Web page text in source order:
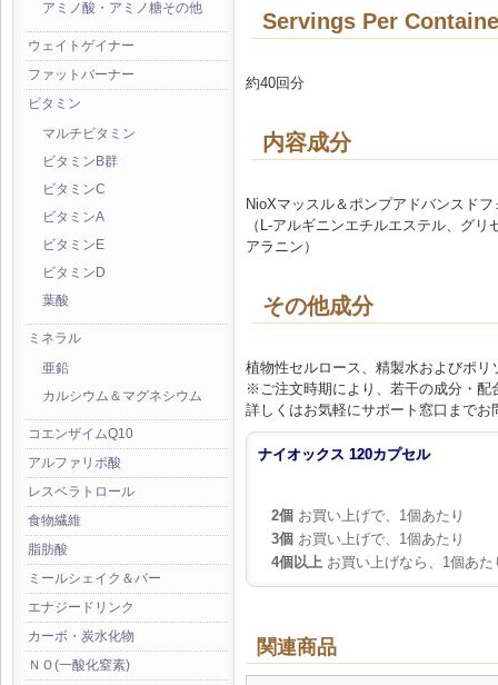
アミノ酸・アミノ糖その他
ウェイトゲイナー
ファットバーナー
ビタミン
マルチビタミン
ビタミンB群
ビタミンC
ビタミンA
ビタミンE
ビタミンD
葉酸
ミネラル
亜鉛
カルシウム＆マグネシウム
コエンザイムQ10
アルファリポ酸
レスベラトロール
食物繊維
脂肪酸
ミールシェイク＆バー
エナジードリンク
カーボ・炭水化物
ＮＯ(一酸化窒素)
Servings Per
約40回分
内容成分
NioXマッスル＆ポンプアドバンスド
（L-アルギニンエチルエステル、グ
アラニン）
その他成分
植物性セルロース、精製水およびポリ
※ご注文時期により、若干の成分・配
詳しくはお気軽にサポート窓口までお
ナイオックス 120カプセル
2個 お買い上げで、1個あたり
3個 お買い上げで、1個あたり
4個以上 お買い上げなら、1個あた
関連商品